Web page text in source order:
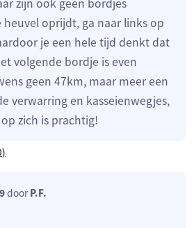
zijn ook geen bordjes
heuvel oprijdt, ga naar links op
je een hele tijd denkt dat
volgende bordje is even
geen 47km, maar meer een
verwarring en kasseienwegjes,
zich is prachtig!
)
doorP.F.